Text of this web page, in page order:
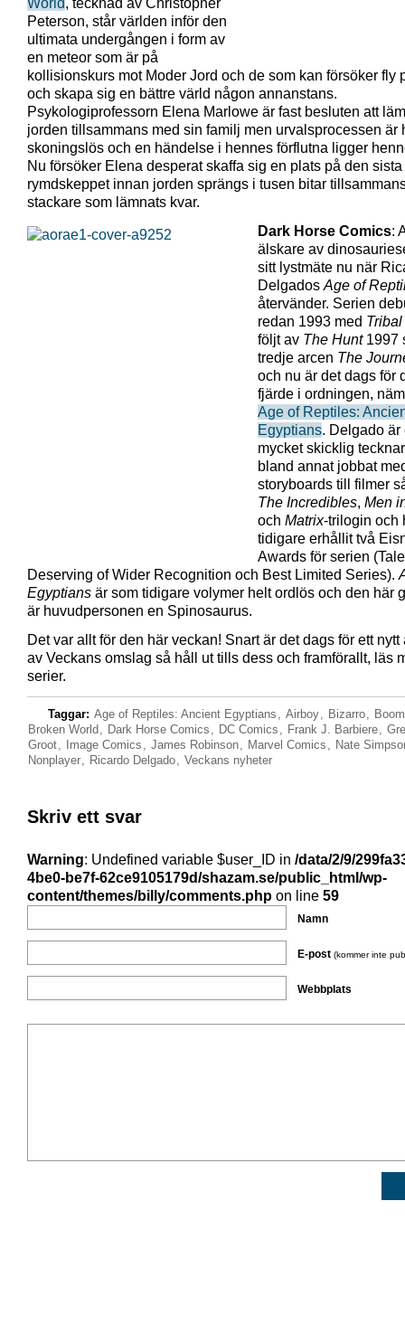
World, tecknad av Christopher
Peterson, står världen inför den
ultimata undergången i form av
en meteor som är på
kollisionskurs mot Moder Jord och de som kan försöker fly
och skapa sig en bättre värld någon annanstans.
Psykologiprofessorn Elena Marlowe är fast besluten att
jorden tillsammans med sin familj men urvalsprocessen är
skoningslös och en händelse i hennes förflutna ligger
Nu försöker Elena desperat skaffa sig en plats på den sista
rymdskeppet innan jorden sprängs i tusen bitar
stackare som lämnats kvar.
Dark Horse Comics:
älskare av
sitt lystmäte nu när
Delgados Age of
återvänder. Serien
redan 1993 med
följt av The Hunt1997
tredje arcen The
och nu är det dags för
fjärde i ordningen,
Age of Reptiles:
Egyptians. Delgado är
mycket skicklig
bland annat jobbat
storyboards till filmer
The Incredibles, Men
och Matrix-trilogin och
tidigare erhållit två
Awards för serien
Deserving of Wider Recognition och Best Limited Series).
Egyptians är som tidigare volymer helt ordlös och den här
är huvudpersonen en Spinosaurus.
Det var allt för den här veckan! Snart är det dags för ett nytt
av Veckans omslag så håll ut tills dess och framförallt, läs
serier.
Taggar: Age of Reptiles: Ancient Egyptians , Airboy, Bizarro,
Broken World , Dark Horse Comics , DC Comics , Frank J. Barbiere,
Groot, Image Comics , James Robinson, Marvel Comics , Nate
Nonplayer, Ricardo Delgado, Veckans nyheter
Skriv ett svar
Warning: Undefined variable $user_ID in /data/2/9/
4be0-be7f-62ce9105179d/shazam.se/public_html/wp-
content/themes/billy/comments.php on line 59
Namn
E-post (kommer inte
Webbplats